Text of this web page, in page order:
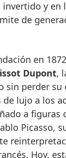
y en
de
en
Dupont,
sin perder su
de lujo a los
a figuras
Picasso,
Hoy,